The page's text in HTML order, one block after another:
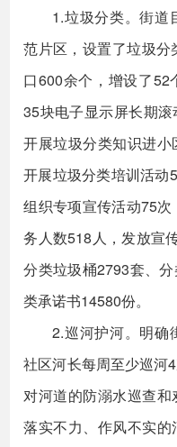
1.垃圾分类。街道
范片区，设置了垃圾
口600余个，增设了52
35块电子显示屏长期
开展垃圾分类知识进
开展垃圾分类培训活动
组织专项宣传活动75
务人数518人，发放宣
分类垃圾桶2793套、
类承诺书14580份。
2.巡河护河。明确
社区河长每周至少巡河
对河道的防溺水巡查
落实不力、作风不实